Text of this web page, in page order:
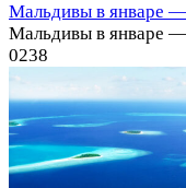
Мальдивы в январе
Мальдивы в январе —
0238